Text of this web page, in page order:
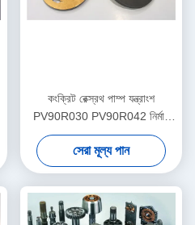
কংক্রিট রেক্স্রথ পাম্প যন্ত্রাংশ
PV90R030 PV90R042 নির্মাণ
যন্ত্রপাতি সহায়তা
সেরা মূল্য পান